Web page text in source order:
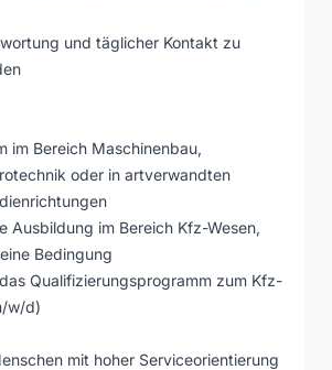
und täglicher Kontakt zu
im Bereich Maschinenbau,
oder in artverwandten
Ausbildung im Bereich Kfz-Wesen,
Bedingung
Qualifizierungsprogramm zum Kfz-
w/d)
mit hoher Serviceorientierung